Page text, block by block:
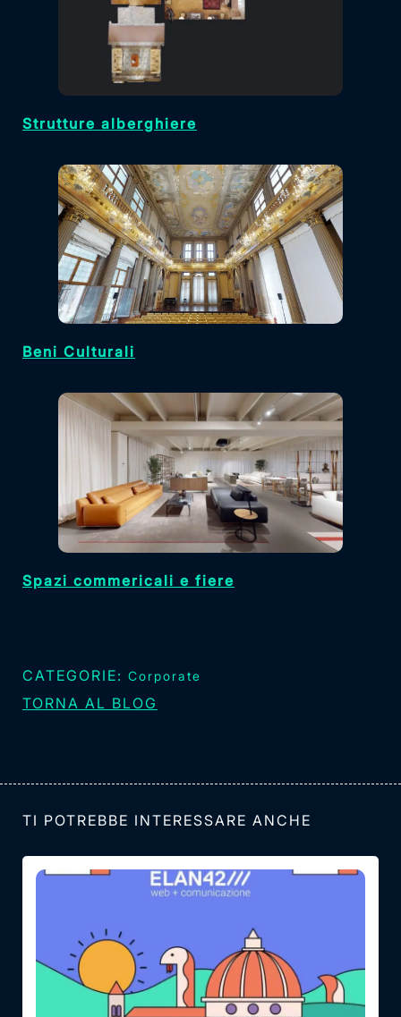
Strutture alberghiere
Beni Culturali
Spazi commericali e fiere
CATEGORIE: Corporate
TORNA AL BLOG
TI POTREBBE INTERESSARE ANCHE